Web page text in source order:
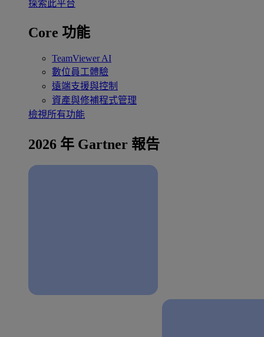
探索此平台
Core 功能
TeamViewer AI
數位員工體驗
遠端支援與控制
資產與修補程式管理
檢視所有功能
2026 年 Gartner 報告